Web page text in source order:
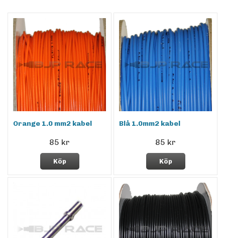
Orange 1.0 mm2 kabel
85 kr
Köp
Blå 1.0mm2 kabel
85 kr
Köp